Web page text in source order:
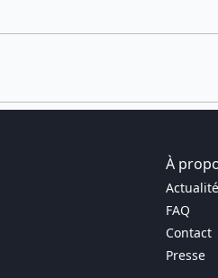
À
FAQ
Contact
Presse